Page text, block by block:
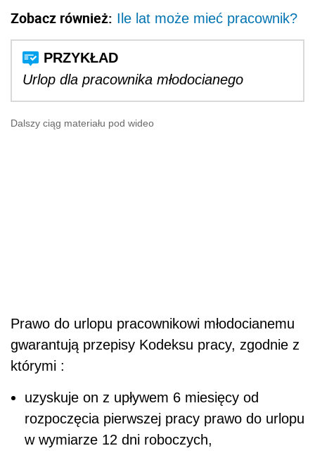
Zobacz również: Ile lat może mieć pracownik?
Urlop dla pracownika młodocianego
Dalszy ciąg materiału pod wideo
Prawo do urlopu pracownikowi młodocianemu
gwarantują przepisy Kodeksu pracy, zgodnie z
którymi :
uzyskuje on z upływem 6 miesięcy od
rozpoczęcia pierwszej pracy prawo do urlopu
w wymiarze 12 dni roboczych,